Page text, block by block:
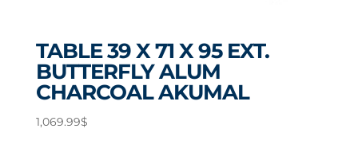
TABLE 39 X 71 X 95 EXT.
BUTTERFLY ALUM
CHARCOAL AKUMAL
1,069.99$